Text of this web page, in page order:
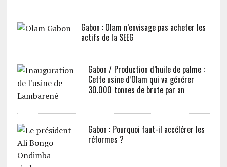
Gabon : Olam n’envisage pas acheter les
actifs de la SEEG
Gabon / Production d’huile de palme :
Cette usine d’Olam qui va générer
30.000 tonnes de brute par an
Gabon : Pourquoi faut-il accélérer les
réformes ?